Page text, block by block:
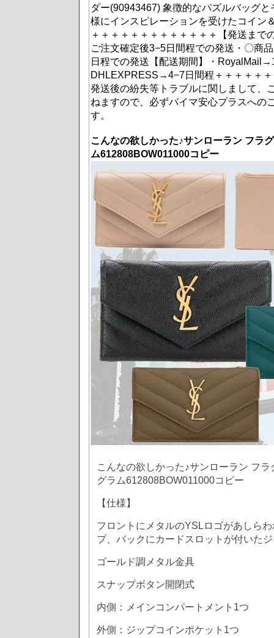
ダー(90943467) 象徴的なパズルバッグ
様にインスピレーションを受けたコイン
＋＋＋＋＋＋＋＋＋＋＋＋＋【発送ま
ご注文確定後3−5日間程での発送・〇商
日程での発送【配送期間】・
DHLEXPRESS→4−7日間程＋＋＋＋＋
発送後の紛失等トラブルに関しまして、
ねますので、必ずバイマ安心プラスへの
す。
こんなの欲しかった♪サンローラン フラ
ム612808BOW011000コピー
こんなの欲しかった♪サンローラン フ
グラム612808BOW011000コピー
【仕様】
フロントにメタルのYSLロゴがあしら
プ、バックにカードスロットが付いた
ゴールド調メタル金具
スナップボタン開閉式
内側：メインコンパートメント1つ
外側：ジップコインポケット1つ